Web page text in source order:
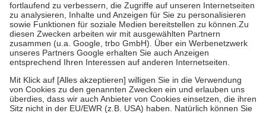
Diese Regeln gelten grundsätzlich auch für Online-Apotheken.
Bei Heilmitteln und häuslicher Krankenpflege beträgt die
Zuzahlung zehn Prozent der Kosten sowie zehn Euro je
Verordnung.
Um das Engagement der Versicherten für ihre eigene Gesundheit zu
stärken und die besondere Stellung der Familie zu unterstützen,
fallenkeine Zuzahlungenan bei:
• Kindern und Jugendlichen bis zum vollendeten 18. Lebensjahr
mit Ausnahme der Fahrkosten